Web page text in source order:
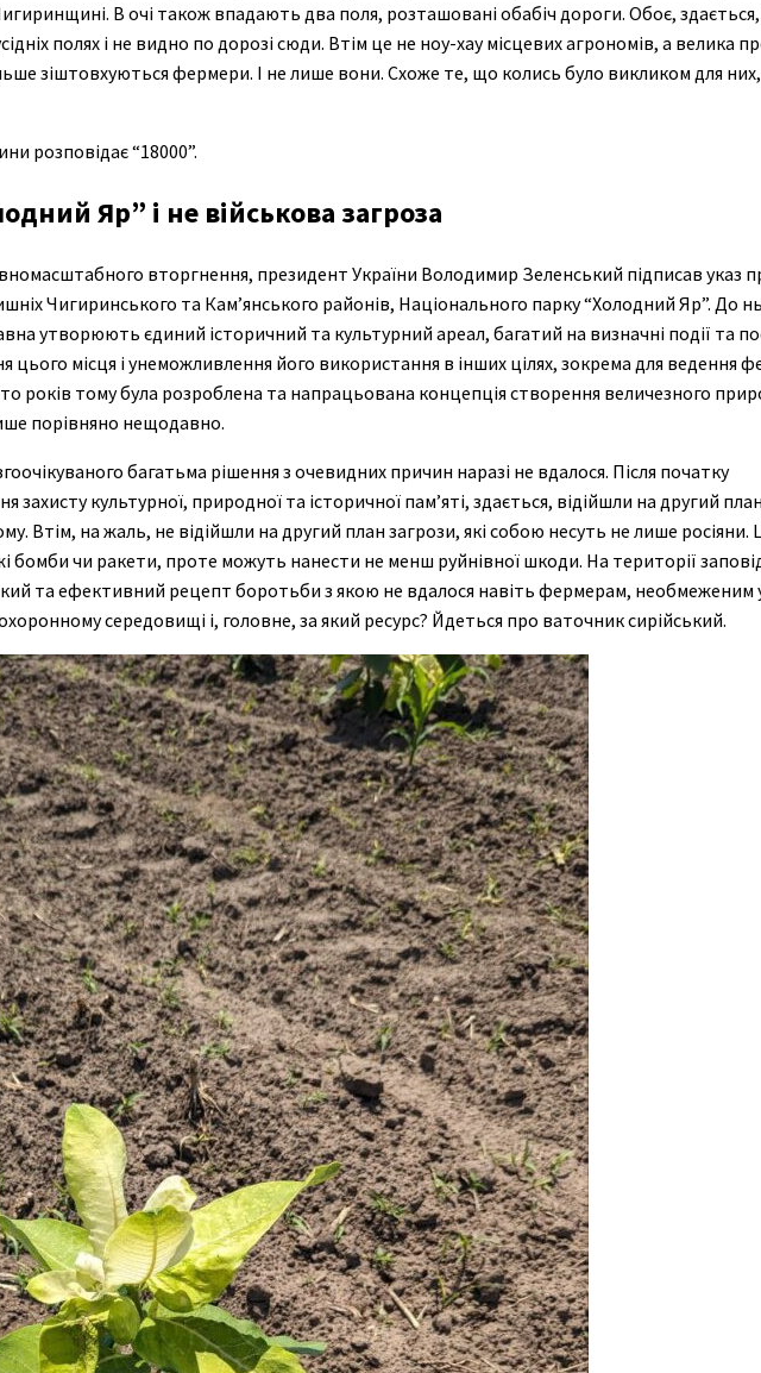
В очі також впадають два поля, розташовані обабіч дороги. Обоє, здається,
полях і не видно по дорозі сюди. Втім це не ноу-хау місцевих агрономів, а велика
зіштовхуються фермери. І не лише вони. Схоже те, що колись було викликом для
розповідає “18000”.
Яр” і не військова загроза
вторгнення, президент України Володимир Зеленський підписав указ
Чигиринського та Кам’янського районів, Національного парку “Холодний Яр”. До
утворюють єдиний історичний та культурний ареал, багатий на визначні події та
цього місця і унеможливлення його використання в інших цілях, зокрема для ведення
років тому була розроблена та напрацьована концепція створення величезного
порівняно нещодавно.
багатьма рішення з очевидних причин наразі не вдалося. Після початку
захисту культурної, природної та історичної пам’яті, здається, відійшли на другий
Втім, на жаль, не відійшли на другий план загрози, які собою несуть не лише росіяни.
бомби чи ракети, проте можуть нанести не менш руйнівної шкоди. На території
та ефективний рецепт боротьби з якою не вдалося навіть фермерам, необмеженим
середовищі і, головне, за який ресурс? Йдеться про ваточник сирійський.